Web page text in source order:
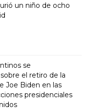
un niño de ocho
se
el retiro de la
Joe Biden en las
presidenciales